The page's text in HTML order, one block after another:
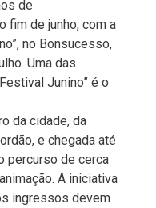
de
fim de junho, com a
no Bonsucesso,
Uma das
Junino” é o
da cidade, da
e chegada até
percurso de cerca
A iniciativa
ingressos devem